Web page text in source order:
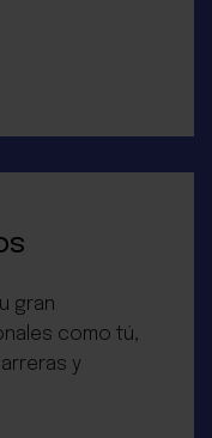
gran
como tú,
y